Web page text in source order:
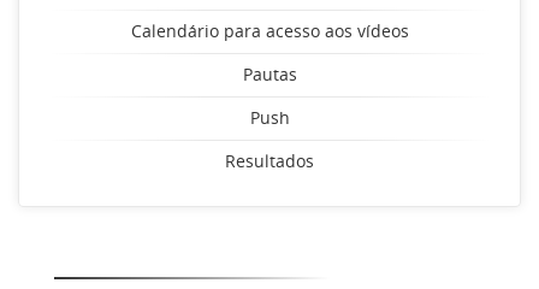
Calendário para acesso aos vídeos
Pautas
Push
Resultados